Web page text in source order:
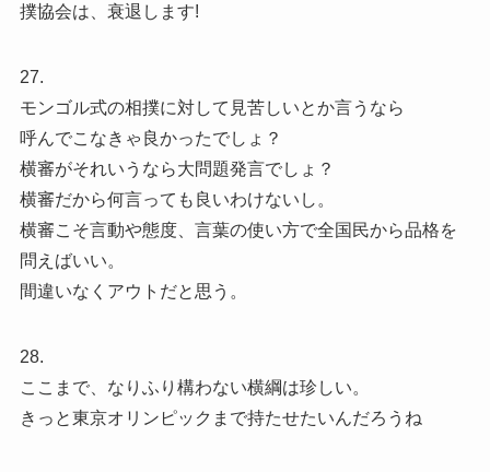
撲協会は、衰退します!
27.
モンゴル式の相撲に対して見苦しいとか言うなら
呼んでこなきゃ良かったでしょ？
横審がそれいうなら大問題発言でしょ？
横審だから何言っても良いわけないし。
横審こそ言動や態度、言葉の使い方で全国民から品格を
問えばいい。
間違いなくアウトだと思う。
28.
ここまで、なりふり構わない横綱は珍しい。
きっと東京オリンピックまで持たせたいんだろうね